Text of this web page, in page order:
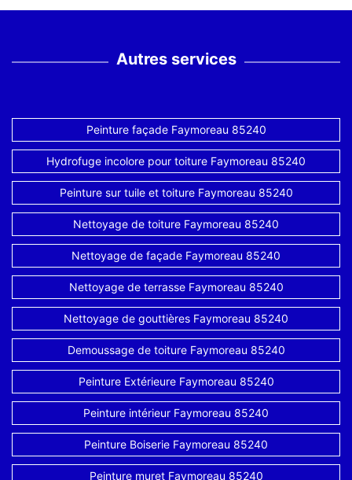
Autres services
Peinture façade Faymoreau 85240
Hydrofuge incolore pour toiture Faymoreau 85240
Peinture sur tuile et toiture Faymoreau 85240
Nettoyage de toiture Faymoreau 85240
Nettoyage de façade Faymoreau 85240
Nettoyage de terrasse Faymoreau 85240
Nettoyage de gouttières Faymoreau 85240
Demoussage de toiture Faymoreau 85240
Peinture Extérieure Faymoreau 85240
Peinture intérieur Faymoreau 85240
Peinture Boiserie Faymoreau 85240
Peinture muret Faymoreau 85240